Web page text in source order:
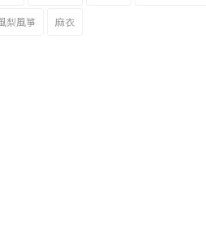
梨風箏 麻衣